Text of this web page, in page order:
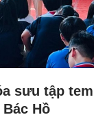
sưu tập
Hồ